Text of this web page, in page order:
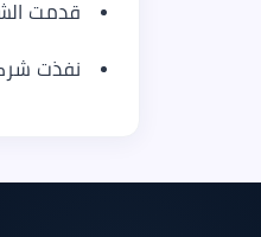
قدمت
نفذت